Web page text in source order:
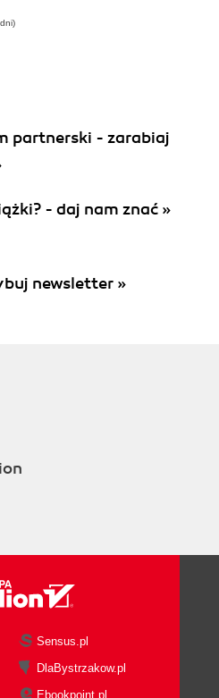
partnerski - zarabiaj
- daj nam znać »
newsletter »
Sensus.pl
DlaBystrzakow.pl
Ebookpoint.pl